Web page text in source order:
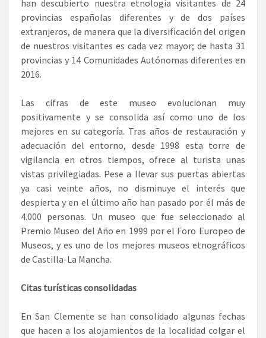
han descubierto nuestra etnología visitantes de 24
provincias españolas diferentes y de dos países
extranjeros, de manera que la diversificación del origen
de nuestros visitantes es cada vez mayor; de hasta 31
provincias y 14 Comunidades Autónomas diferentes en
2016.
Las cifras de este museo evolucionan muy
positivamente y se consolida así como uno de los
mejores en su categoría. Tras años de restauración y
adecuación del entorno, desde 1998 esta torre de
vigilancia en otros tiempos, ofrece al turista unas
vistas privilegiadas. Pese a llevar sus puertas abiertas
ya casi veinte años, no disminuye el interés que
despierta y en el último año han pasado por él más de
4.000 personas. Un museo que fue seleccionado al
Premio Museo del Año en 1999 por el Foro Europeo de
Museos, y es uno de los mejores museos etnográficos
de Castilla-La Mancha.
Citas turísticas consolidadas
En San Clemente se han consolidado algunas fechas
que hacen a los alojamientos de la localidad colgar el